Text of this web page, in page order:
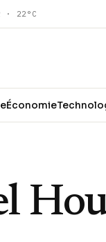
· 22°C
Économie